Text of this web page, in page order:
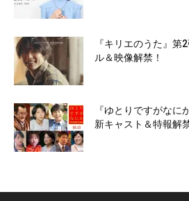
『キリエのうた』第
ル＆映像解禁！
『ゆとりですがなに
新キャスト＆特報解